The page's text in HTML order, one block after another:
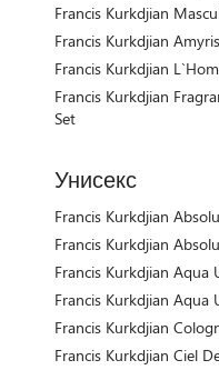
Francis Kurkdjian
Francis Kurkdjian
Francis Kurkdjian
Francis Kurkdjian
Set
Унисекс
Francis Kurkdjian
Francis Kurkdjian
Francis Kurkdjian Aqua
Francis Kurkdjian Aqua
Francis Kurkdjian
Francis Kurkdjian Ciel